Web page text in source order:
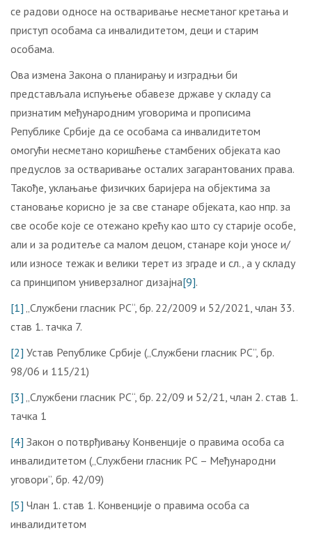
се радови односе на остваривање несметаног кретања и
приступ особама са инвалидитетом, деци и старим
особама.
Ова измена Закона о планирању и изградњи би
представљала испуњење обавезе државе у складу са
признатим међународним уговорима и прописима
Републике Србије да се особама са инвалидитетом
омогући несметано коришћење стамбених објеката као
предуслов за остваривање осталих загарантованих права.
Такође, уклањање физичких баријера на објектима за
становање корисно је за све станаре објеката, као нпр. за
све особе које се отежано крећу као што су старије особе,
али и за родитеље са малом децом, станаре који уносе и/
или износе тежак и велики терет из зграде и сл., а у складу
са принципом универзалног дизајна[9].
[1] „Службени гласник РС“, бр. 22/2009 и 52/2021, члан 33.
став 1. тачка 7.
[2] Устав Републике Србије („Службени гласник РС”, бр.
98/06 и 115/21)
[3] „Службени гласник РС“, бр. 22/09 и 52/21, члан 2. став 1.
тачка 1
[4] Закон о потврђивању Конвенције о правима особа са
инвалидитетом („Службени гласник РС – Међународни
уговори”, бр. 42/09)
[5] Члан 1. став 1. Конвенције о правима особа са
инвалидитетом